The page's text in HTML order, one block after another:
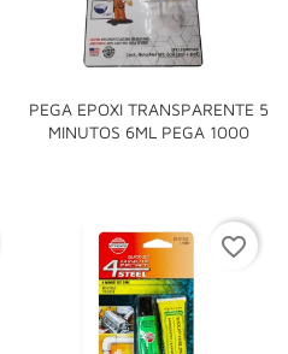
PEGA EPOXI TRANSPARENTE 5
MINUTOS 6ML PEGA 1000
favorite_border